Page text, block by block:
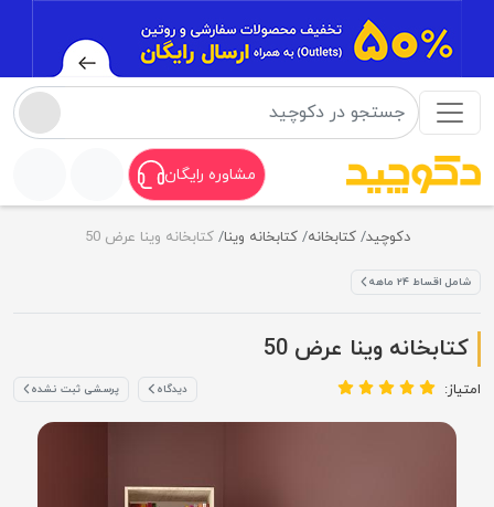
مشاوره رایگان
دکوچید کتابخانه کتابخانه وینا کتابخانه وینا عرض 50
شامل اقساط ۲۴ ماهه
کتابخانه وینا عرض 50
امتیاز: دیدگاه پرسشی ثبت نشده